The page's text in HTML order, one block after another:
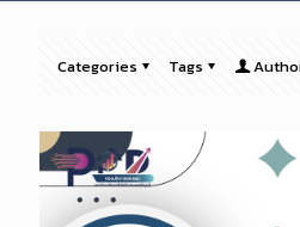
Categories Tags